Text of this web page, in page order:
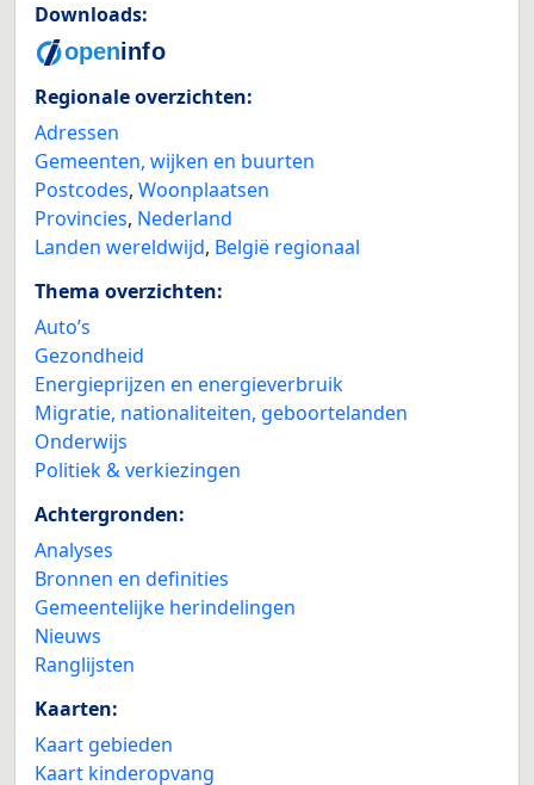
Downloads:
Regionale overzichten:
Adressen
Gemeenten, wijken en buurten
Postcodes, Woonplaatsen
Provincies, Nederland
Landen wereldwijd, België regionaal
Thema overzichten:
Auto’s
Gezondheid
Energieprijzen en energieverbruik
Migratie, nationaliteiten, geboortelanden
Onderwijs
Politiek & verkiezingen
Achtergronden:
Analyses
Bronnen en definities
Gemeentelijke herindelingen
Nieuws
Ranglijsten
Kaarten:
Kaart gebieden
Kaart kinderopvang